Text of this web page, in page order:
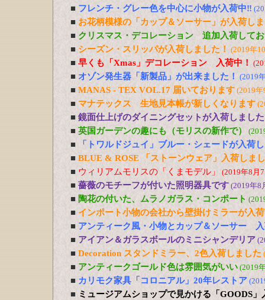
■ フレンチ・グレー色を中心に小物が入荷中‼
■ お花柄模様の「カップ＆ソーサー」が入荷し
■ クリスマス・デコレーション 追加入荷して
■ シーズン・スリッパが入荷しました！ (2019年
■ 早くも「Xmas」デコレーション 入荷中！
■ オゾン発生器「新製品」が出来ました！ (2019
■ MANAS - TEX VOL.17 届いております (2019
■ マナテックス 生地見本帳が新しくなります
■ 鏡面仕上げのダイニングセットが入荷しました
■ 英国ガーデンの趣にも（モリスの新作で）
■
「トワルドジュイ」ブルー・シェードが入荷
■ BLUE & ROSE 「ストーンウェア」入荷しま
■ ウィリアムモリスの「くまモデル」 (2019年8月
■ 薔薇のモチーフが付いた照明器具です (2019年8
■ 陶花の付いた、ムラノガラス・コンポート
■ インポート小物の会社から壁掛けミラーが入荷
■ アンティーク風・小物とカップ＆ソーサー
■ アイアン＆ガラスボールのミニシャンデリア
■ Decoration スタンドミラー、2色入荷しました
■ アンティークゴールド色は雰囲気がいい (2019
■ カリモク家具「コロニアル」20年レストア
■ ミュージアムショップで見かける「GOODS」